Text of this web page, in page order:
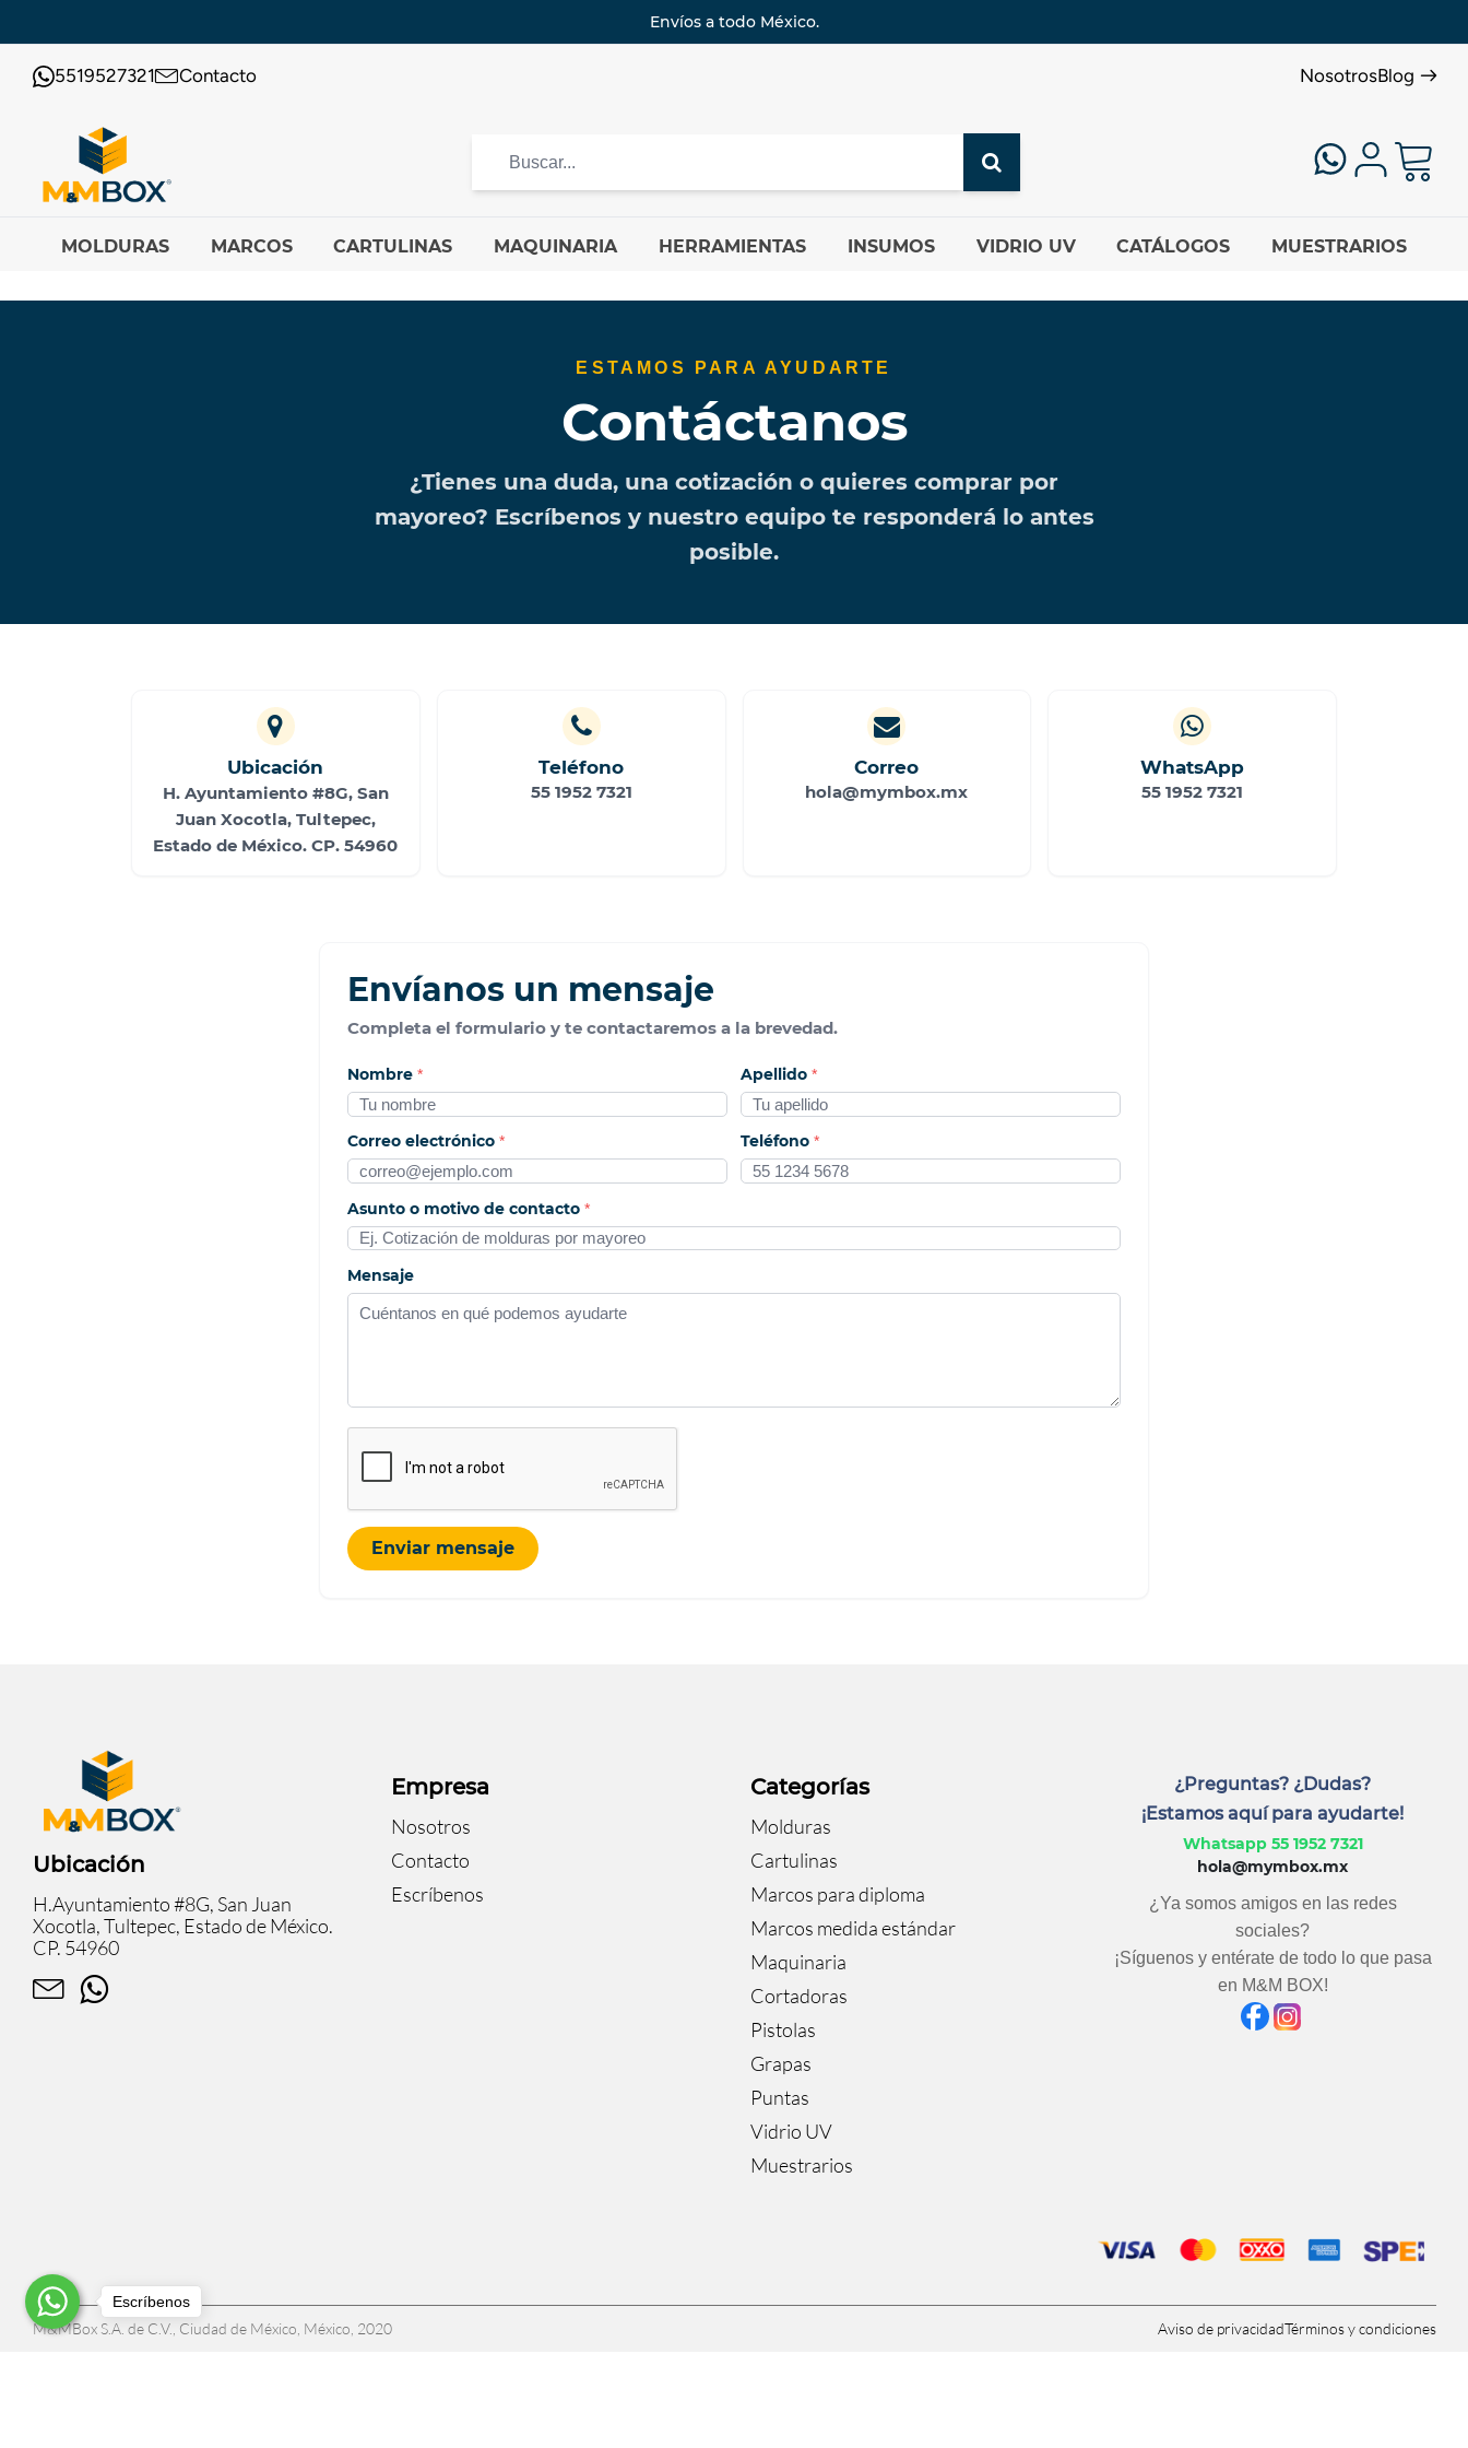
Envíos a todo México.
5519527321 Contacto NosotrosBlog
MOLDURAS MARCOS CARTULINAS MAQUINARIA HERRAMIENTAS INSUMOS VIDRIO UV CATÁLOGOS MUESTRARIOS
ESTAMOS PARA AYUDARTE
Contáctanos
¿Tienes una duda, una cotización o quieres comprar por
mayoreo? Escríbenos y nuestro equipo te responderá lo antes
posible.
Ubicación
H. Ayuntamiento #8G, San
Juan Xocotla, Tultepec,
Estado de México. CP. 54960
Teléfono
55 1952 7321
Correo
hola@mymbox.mx
WhatsApp
55 1952 7321
Envíanos un mensaje
Completa el formulario y te contactaremos a la brevedad.
Nombre * Apellido*
Correo electrónico * Teléfono*
Asunto o motivo de contacto *
Mensaje
Enviar mensaje
Ubicación
H.Ayuntamiento #8G, San Juan
Xocotla, Tultepec, Estado de México.
CP. 54960
Empresa
Nosotros
Contacto
Escríbenos
Categorías
Molduras
Cartulinas
Marcos para diploma
Marcos medida estándar
Maquinaria
Cortadoras
Pistolas
Grapas
Puntas
Vidrio UV
Muestrarios
¿Preguntas? ¿Dudas?
¡Estamos aquí para ayudarte!
Whatsapp 55 1952 7321
hola@mymbox.mx
¿Ya somos amigos en las redes
sociales?
¡Síguenos y entérate de todo lo que pasa
en M&M BOX!
M&MBox S.A. de C.V., Ciudad de México, México, 2020 Aviso de privacidadTérminos y condiciones
Escríbenos